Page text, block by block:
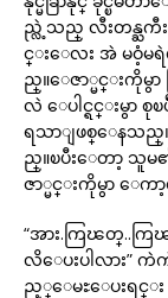
ည္လဲ့သည္ လီးတန္ႀကီ
င္းေလး အဲ မဝံ့မ
ည္။ေဇာ္မင္းကိုမွာ
လဲ ေပါင္ရင္းမွာ
ရသာျဖစ္ေနသည္
ည္။ၿပီးေတာ့ သူမ
ဇာ္မင္းကိုမွာ ေကာ့
“အား.ကြၽတ္..က
လိေပးပါလား”
ည့္ေမႊေပးရင္း ဒ